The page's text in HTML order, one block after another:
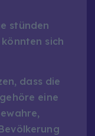
stünden
sich
dass die
eine